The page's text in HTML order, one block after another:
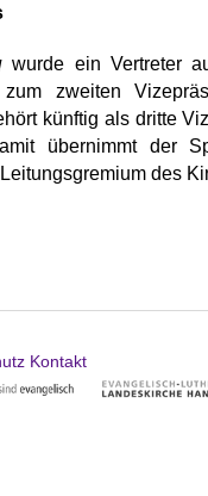
wurde ein Vertreter
zum zweiten
künftig als dritte
übernimmt der
des
Kontakt